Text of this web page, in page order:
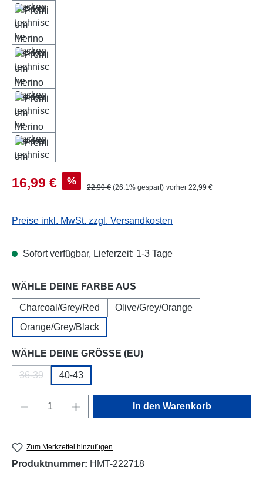
Verkaufspreis:
16,99 € % Regulärer Preis:
22,99 € (26.1% gespart) vorher 22,99 €
Preise inkl. MwSt. zzgl. Versandkosten
Sofort verfügbar, Lieferzeit: 1-3 Tage
WÄHLE DEINE FARBE AUS
Charcoal/Grey/Red
Olive/Grey/Orange
Orange/Grey/Black
WÄHLE DEINE GRÖSSE (EU)auswählen
36-39
(Diese Option ist zurzeit nicht verfügbar.)
40-43
Produkt Anzahl: Gib den gewünschten
In den Warenkorb
Zum Merkzettel hinzufügen
Produktnummer: HMT-222718